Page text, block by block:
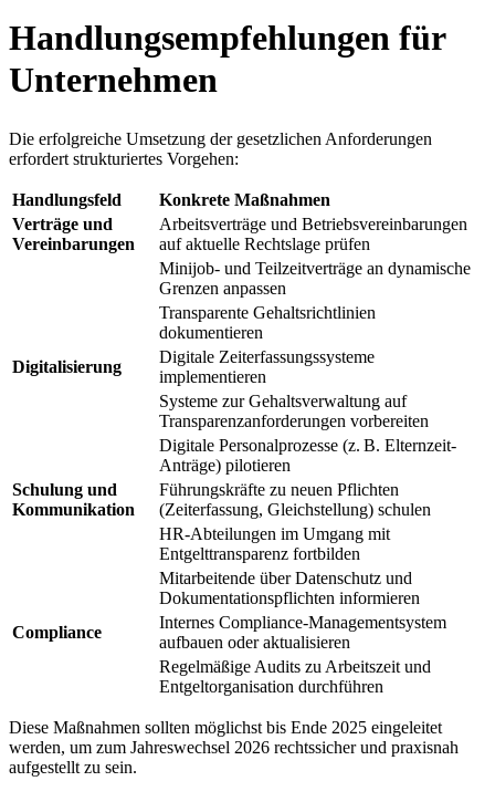
Handlungsempfehlungen für
Unternehmen
Die erfolgreiche Umsetzung der gesetzlichen Anforderungen
erfordert strukturiertes Vorgehen:
Handlungsfeld
Konkrete Maßnahmen
Verträge und
Vereinbarungen
Arbeitsverträge und Betriebsvereinbarungen
auf aktuelle Rechtslage prüfen
Minijob- und Teilzeitverträge an dynamische
Grenzen anpassen
Transparente Gehaltsrichtlinien
dokumentieren
Digitalisierung
Digitale Zeiterfassungssysteme
implementieren
Systeme zur Gehaltsverwaltung auf
Transparenzanforderungen vorbereiten
Digitale Personalprozesse (z. B. Elternzeit-
Anträge) pilotieren
Schulung und
Kommunikation
Führungskräfte zu neuen Pflichten
(Zeiterfassung, Gleichstellung) schulen
HR-Abteilungen im Umgang mit
Entgelttransparenz fortbilden
Mitarbeitende über Datenschutz und
Dokumentationspflichten informieren
Compliance
Internes Compliance-Managementsystem
aufbauen oder aktualisieren
Regelmäßige Audits zu Arbeitszeit und
Entgeltorganisation durchführen
Diese Maßnahmen sollten möglichst bis Ende 2025 eingeleitet
werden, um zum Jahreswechsel 2026 rechtssicher und praxisnah
aufgestellt zu sein.